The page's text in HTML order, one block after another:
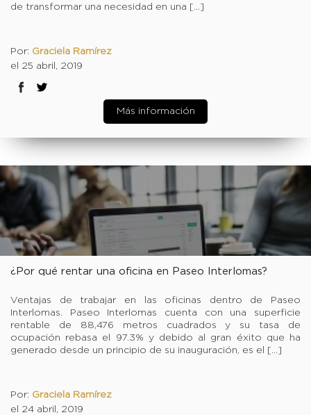
de transformar una necesidad en una […]
Por: Graciela Ramírez
el 25 abril, 2019
Más información
¿Por qué rentar una oficina en Paseo Interlomas?
Ventajas de trabajar en las oficinas dentro de Paseo
Interlomas. Paseo Interlomas cuenta con una superficie
rentable de 88,476 metros cuadrados y su tasa de
ocupación rebasa el 97.3% y debido al gran éxito que ha
generado desde un principio de su inauguración, es el […]
Por: Graciela Ramírez
el 24 abril, 2019